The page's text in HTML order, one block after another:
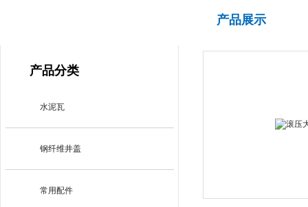
产品分类
水泥瓦
钢纤维井盖
常用配件
产品展示